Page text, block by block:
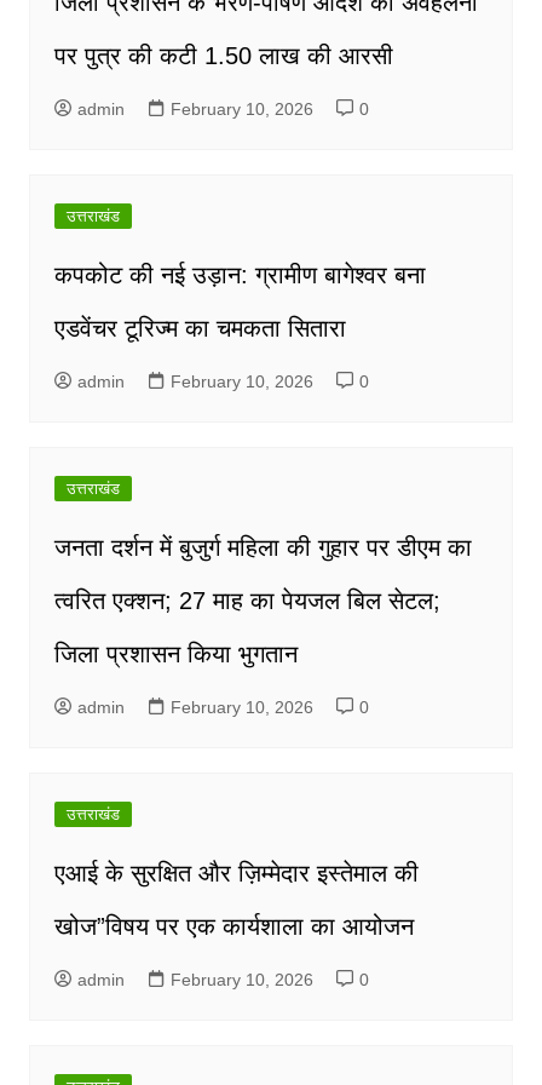
पर पुत्र की कटी 1.50 लाख की आरसी
admin February 10, 2026 0
उत्तराखंड
कपकोट की नई उड़ान: ग्रामीण बागेश्वर बना
एडवेंचर टूरिज्म का चमकता सितारा
admin February 10, 2026 0
उत्तराखंड
जनता दर्शन में बुजुर्ग महिला की गुहार पर डीएम का
त्वरित एक्शन; 27 माह का पेयजल बिल सेटल;
जिला प्रशासन किया भुगतान
admin February 10, 2026 0
उत्तराखंड
एआई के सुरक्षित और ज़िम्मेदार इस्तेमाल की
खोज”विषय पर एक कार्यशाला का आयोजन
admin February 10, 2026 0